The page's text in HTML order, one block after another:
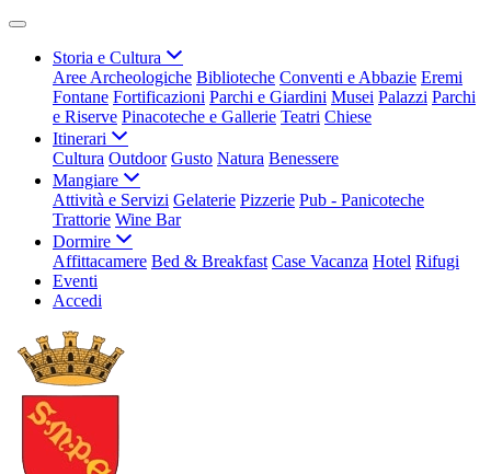
Storia e Cultura
Aree Archeologiche Biblioteche Conventi e Abbazie Eremi
Fontane Fortificazioni Parchi e Giardini Musei Palazzi Parchi
e Riserve Pinacoteche e Gallerie Teatri Chiese
Itinerari
Cultura Outdoor Gusto Natura Benessere
Mangiare
Attività e Servizi Gelaterie Pizzerie Pub - Panicoteche
Trattorie Wine Bar
Dormire
Affittacamere Bed & Breakfast Case Vacanza Hotel Rifugi
Eventi
Accedi